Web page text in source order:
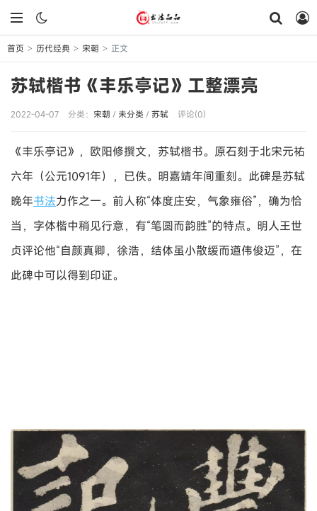
首页 > 历代经典 > 宋朝 > 正文
苏轼楷书《丰乐亭记》工整漂亮
2022-04-07 分类： 宋朝 / 未分类 / 苏轼 评论(0)
《丰乐亭记》，欧阳修撰文，苏轼楷书。原石刻于北宋元祐
六年（公元1091年），已佚。明嘉靖年间重刻。此碑是苏轼
晚年书法力作之一。前人称“体度庄安，气象雍俗”，确为恰
当，字体楷中稍见行意，有“笔圆而韵胜”的特点。明人王世
贞评论他“自颜真卿，徐浩，结体虽小散缓而遒伟俊迈”，在
此碑中可以得到印证。